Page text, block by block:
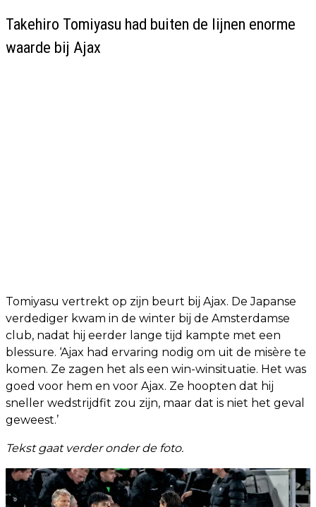
Takehiro Tomiyasu had buiten de lijnen enorme
waarde bij Ajax
Tomiyasu vertrekt op zijn beurt bij Ajax. De Japanse
verdediger kwam in de winter bij de Amsterdamse
club, nadat hij eerder lange tijd kampte met een
blessure. ‘Ajax had ervaring nodig om uit de misère te
komen. Ze zagen het als een win-winsituatie. Het was
goed voor hem en voor Ajax. Ze hoopten dat hij
sneller wedstrijdfit zou zijn, maar dat is niet het geval
geweest.’
Tekst gaat verder onder de foto.